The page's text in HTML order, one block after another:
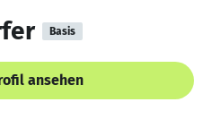
Basis
ansehen